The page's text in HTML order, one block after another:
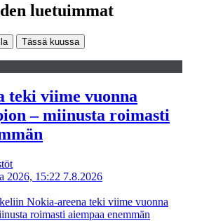
luetuimmat
Tässä kuussa
teki viime vuonna
– miinusta roimasti
2026, 15:22 7.8.2026
Nokia-areena teki viime vuonna
roimasti aiempaa enemmän